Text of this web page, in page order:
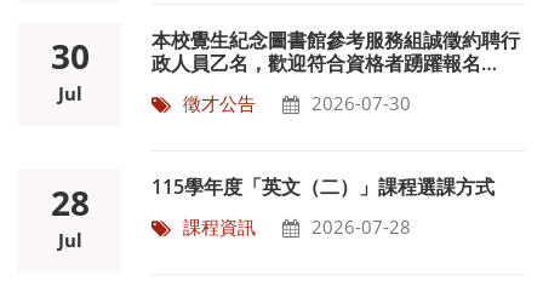
30
Jul
本校覺生紀念圖書館參考服務組誠徵約聘行
政人員乙名，歡迎符合資格者踴躍報名
~115/8/17
徵才公告 2026-07-30
28
Jul
115學年度「英文（二）」課程選課方式
課程資訊 2026-07-28